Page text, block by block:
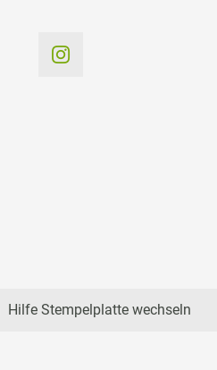
Hilfe Stempelplatte wechseln